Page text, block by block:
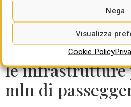
Nega
Visualizza
Cookie Policy
Aeroporti,
il nuovo Piano:
reti territoriali,
le infrastrutture
mln di